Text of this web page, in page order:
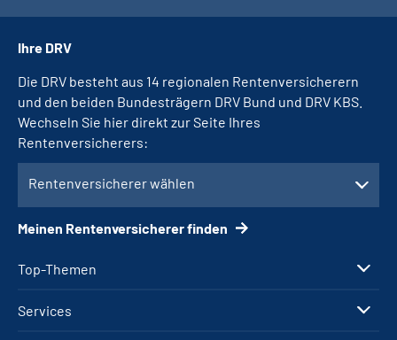
Top-Themen
Services
Ihre DRV
Die DRV besteht aus 14 regionalen Rentenversicherern
und den beiden Bundesträgern DRV Bund und DRV KBS.
Wechseln Sie hier direkt zur Seite Ihres
Rentenversicherers:
Rentenversicherer wählen
Meinen Rentenversicherer finden